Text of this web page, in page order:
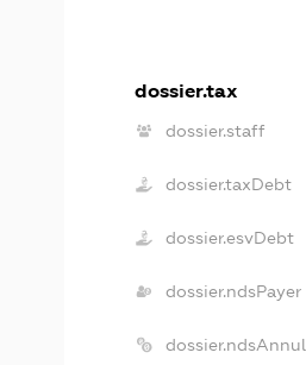
dossier.tax
dossier.staff
dossier.taxDebt
dossier.esvDebt
dossier.ndsPayer
dossier.ndsAnnul